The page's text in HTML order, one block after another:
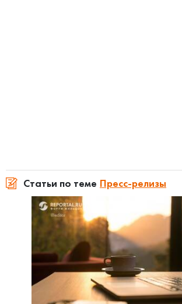
Статьи по теме Пресс-релизы